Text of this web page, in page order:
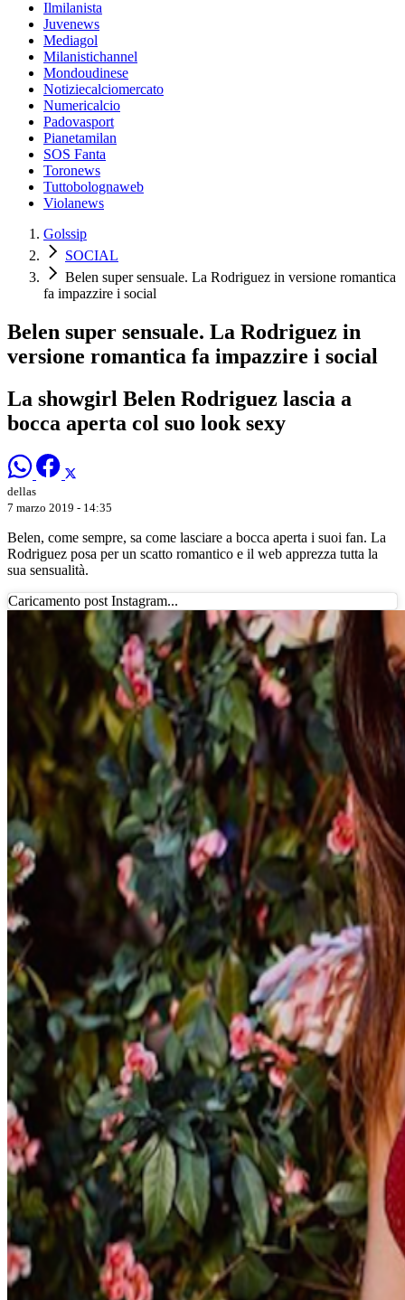
Ilmilanista
Juvenews
Mediagol
Milanistichannel
Mondoudinese
Notiziecalciomercato
Numericalcio
Padovasport
Pianetamilan
SOS Fanta
Toronews
Tuttobolognaweb
Violanews
Golssip
SOCIAL
Belen super sensuale. La Rodriguez in versione romantica
fa impazzire i social
Belen super sensuale. La Rodriguez in
versione romantica fa impazzire i social
La showgirl Belen Rodriguez lascia a
bocca aperta col suo look sexy
dellas
7 marzo 2019 - 14:35
Belen, come sempre, sa come lasciare a bocca aperta i suoi fan. La
Rodriguez posa per un scatto romantico e il web apprezza tutta la
sua sensualità.
Caricamento post Instagram...